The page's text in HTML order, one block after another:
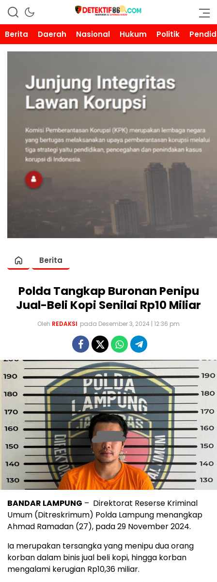
DETEKTIF86.COM
Berita
Daerah Nasional Hukum Politik
Berita
Polda Tangkap Buronan Penipu
Jual-Beli Kopi Senilai Rp10 Miliar
Oleh REDAKSI pada Desember 3, 2024 | 12:36 pm
BANDAR LAMPUNG – Direktorat Reserse Kriminal
Umum (Ditreskrimum) Polda Lampung menangkap
Ahmad Ramadan (27), pada 29 November 2024.
Ia merupakan tersangka yang menipu dua orang
korban dalam binis jual beli kopi, hingga korban
mengalami kerugian Rp10,36 miliar.